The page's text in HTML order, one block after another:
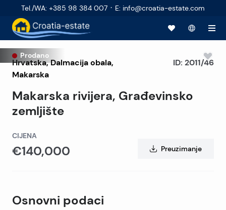
Tel./WA: +385 98 384 007 · E: info@croatia-estate.com
Prodano
Hrvatska,Dalmacija obala,
Makarska
Makarska rivijera, Građevinsko
zemljište
ID: 2011/46
CIJENA
€140,000 Preuzimanje
Osnovni podaci